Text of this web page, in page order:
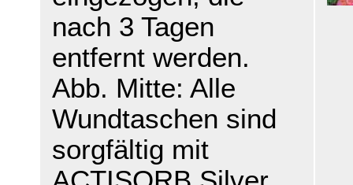
nach 3 Tagen
entfernt werden.
Abb. Mitte: Alle
Wundtaschen sind
sorgfältig mit